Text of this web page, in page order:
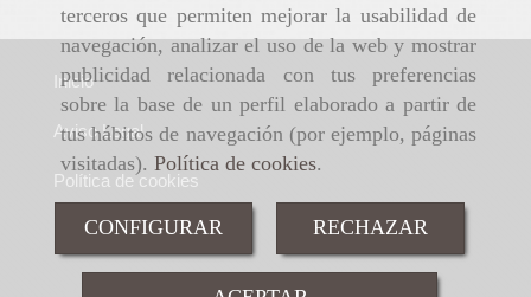
terceros que permiten mejorar la usabilidad de
navegación, analizar el uso de la web y mostrar
publicidad relacionada con tus preferencias
sobre la base de un perfil elaborado a partir de
tus hábitos de navegación (por ejemplo, páginas
visitadas). Política de cookies.
CONFIGURAR RECHAZAR
Inicio
Aviso Legal
Política de cookies
Política de Privacidad